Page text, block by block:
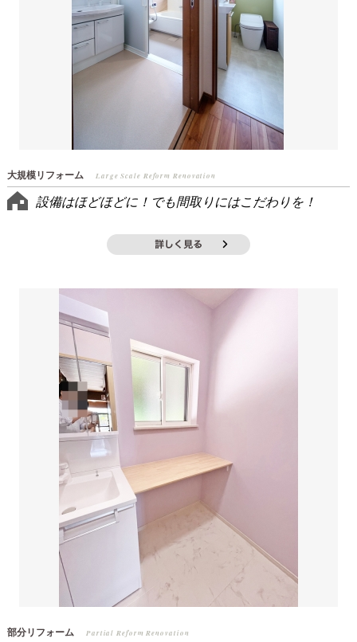
大規模リフォーム Large Scale Reform Renovation
設備はほどほどに！でも間取りにはこだわりを！
部分リフォーム Partial Reform Renovation